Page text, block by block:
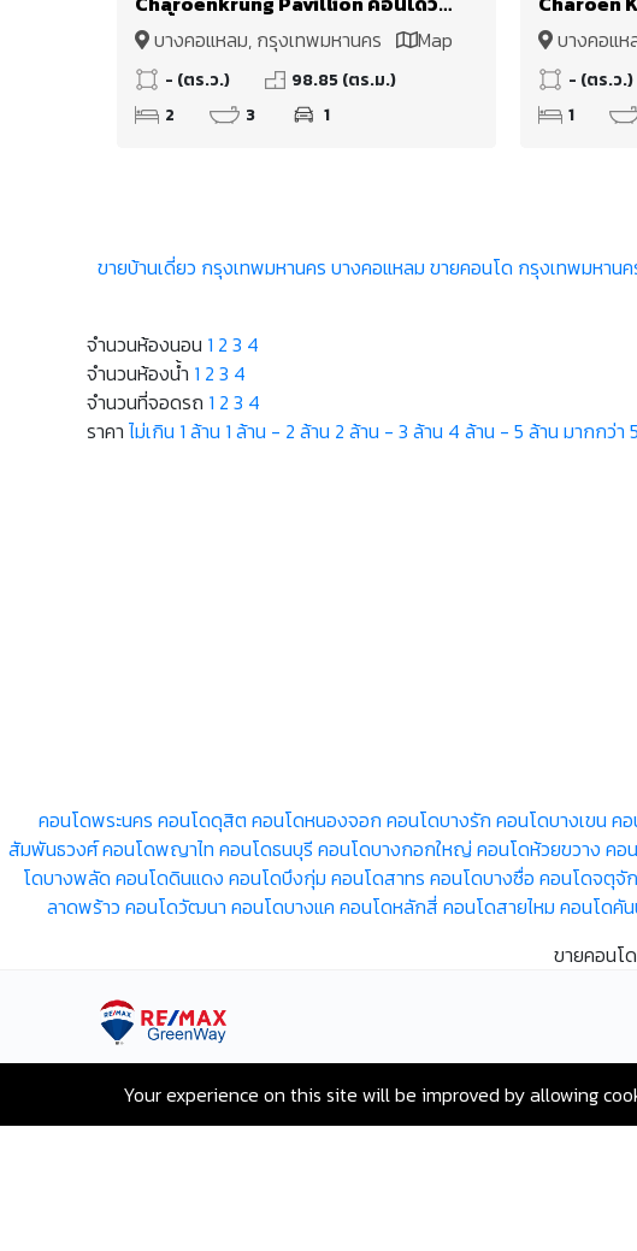
แม่น้ำ 98.85 Sq.m. 2ห้องนอน Fully
Furnish **ขายขาดทุน ห้องใหม่มาก //
วิวแม่น้ำเจ้าพระยา ทำเลดี บนถนน
เจริญกรุง ราคาดี พร้อมอยู่ เพียง 17.5
Millions Baht
บางคอแหลม, กรุงเทพมหานคร Map
- (ตร.ว.)
98.85 (ตร.ม.)
2
3 1
พระราม
เขตบางค
นอล21 พระ
ปรับปรุงให
บางคอแ
- (ตร.ว.)
1
ขายบ้านเดี่ยว กรุงเทพมหานคร บางคอแหลม ขายคอนโด กรุงเทพมหาน
จำนวนห้องนอน 1 2 3 4
จำนวนห้องน้ำ 1 2 3 4
จำนวนที่จอดรถ 1 2 3 4
ราคา ไม่เกิน 1 ล้าน 1 ล้าน - 2 ล้าน 2 ล้าน - 3 ล้าน 4 ล้าน - 5 ล้าน มากกว่า
คอนโดพระนคร คอนโดดุสิต คอนโดหนองจอก คอนโดบางรัก คอนโดบางเขน คอ
สัมพันธวงศ์คอนโดพญาไท คอนโดธนบุรี คอนโดบางกอกใหญ่ คอนโดห้วยขวาง คอ
โดบางพลัด คอนโดดินแดง คอนโดบึงกุ่ม คอนโดสาทร คอนโดบางซื่อ คอนโดจตุจั
ลาดพร้าว คอนโดวัฒนา คอนโดบางแค คอนโดหลักสี่ คอนโดสายไหม คอนโดคัน
ขายคอนโ
บางเมืองใหม่ เมืองสมุทรปราการ
Your experience on this site will be improved by allowing